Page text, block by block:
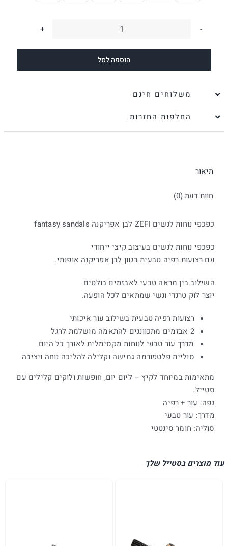
כמות
של
כפכפי
אפריקנה
הוספה לסל
משלוחים חינם
החלפות החזרות
תיאור
חוות דעת (0)
כפכפי נוחות לנשים ZEFI לבן אפריקנה fantasy sandals
כפכפי נוחות לנשים בעיצוב קיצי ייחודי
עם רצועות רפיה טבעית בגוון לבן אפריקנה אופנתי.
השילוב בין מראה טבעי לאבזמים בולטים
יוצר לוק טרנדי ונשי שמתאים לכל הופעה.
רצועות רפיה טבעית בשילוב עור איכותי
2 אבזמים מתכווננים להתאמה מושלמת לרגל
מדרך עור טבעי לנוחות מקסימלית לאורך כל היום
סוליית פלטפורמה גמישה וקלילה להליכה נוחה ויציבה
מתאימות במיוחד לקיץ – ליום יום, חופשות ולוקים קלילים עם
סטייל.
גפה: עור + רפיה
מדרך: עור טבעי
סוליה: חומר סינטטי
עוד מוצרים בסטייל שלך